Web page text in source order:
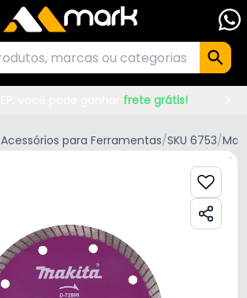
frete grátis!
Acessórios para Ferramentas/SKU 6753/